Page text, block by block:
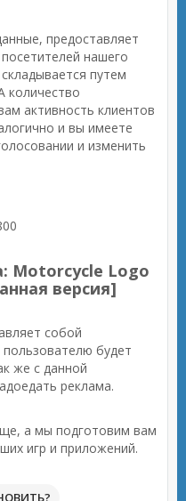
предоставляет
нашего
путем
количество
активность клиентов
и вы имеете
и изменить
Motorcycle Logo
версия]
собой
будет
же с данной
реклама.
а мы подготовим вам
игр и приложений.